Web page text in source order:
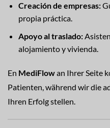
Creación de empresas:
propia práctica.
Apoyo al traslado:
alojamiento y vivienda.
En MediFlowan Ihrer Seite
Patienten, während wir die
Ihren Erfolg stellen.